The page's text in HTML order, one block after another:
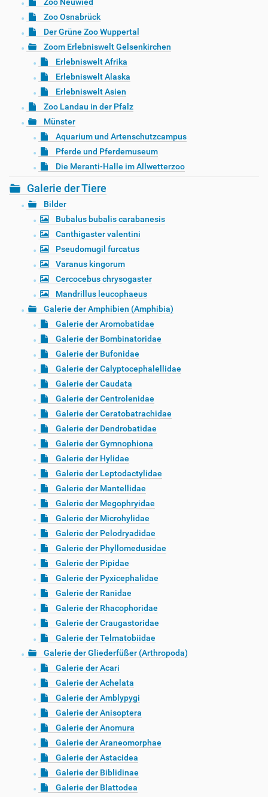
Zoo Neuwied
Zoo Osnabrück
Der Grüne Zoo Wuppertal
Zoom Erlebniswelt Gelsenkirchen
Erlebniswelt Afrika
Erlebniswelt Alaska
Erlebniswelt Asien
Zoo Landau in der Pfalz
Münster
Aquarium und Artenschutzcampus
Pferde und Pferdemuseum
Die Meranti-Halle im Allwetterzoo
Galerie der Tiere
Bilder
Bubalus bubalis carabanesis
Canthigaster valentini
Pseudomugil furcatus
Varanus kingorum
Cercocebus chrysogaster
Mandrillus leucophaeus
Galerie der Amphibien (Amphibia)
Galerie der Aromobatidae
Galerie der Bombinatoridae
Galerie der Bufonidae
Galerie der Calyptocephalellidae
Galerie der Caudata
Galerie der Centrolenidae
Galerie der Ceratobatrachidae
Galerie der Dendrobatidae
Galerie der Gymnophiona
Galerie der Hylidae
Galerie der Leptodactylidae
Galerie der Mantellidae
Galerie der Megophryidae
Galerie der Microhylidae
Galerie der Pelodryadidae
Galerie der Phyllomedusidae
Galerie der Pipidae
Galerie der Pyxicephalidae
Galerie der Ranidae
Galerie der Rhacophoridae
Galerie der Craugastoridae
Galerie der Telmatobiidae
Galerie der Gliederfüßer (Arthropoda)
Galerie der Acari
Galerie der Achelata
Galerie der Amblypygi
Galerie der Anisoptera
Galerie der Anomura
Galerie der Araneomorphae
Galerie der Astacidea
Galerie der Biblidinae
Galerie der Blattodea